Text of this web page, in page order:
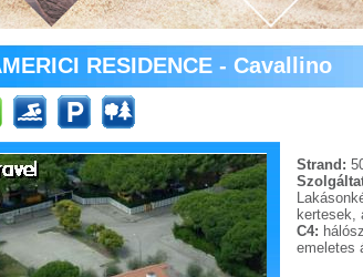
RESIDENCE - Cavallino
Strand:
kertesek,
C4:
emeletes